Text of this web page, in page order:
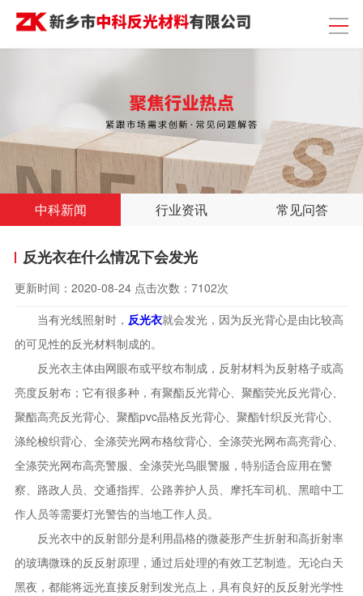
中科新闻 行业资讯 常见问答
反光衣在什么情况下会发光
更新时间： 2020-08-24 点击次数： 7102次
当有光线照射时， 反光衣就会发光，因为反光背心是由比较高
的可见性的反光材料制成的。
反光衣主体由网眼布或平纹布制成，反射材料为反射格子或高
亮度反射布；它有很多种，有聚酯反光背心、聚酯荧光反光背心、
聚酯高亮反光背心、聚酯pvc晶格反光背心、聚酯针织反光背心、
涤纶梭织背心、全涤荧光网布格纹背心、全涤荧光网布高亮背心、
全涤荧光网布高亮警服、全涤荧光鸟眼警服，特别适合应用在警
察、路政人员、交通指挥、公路养护人员、摩托车司机、黑暗中工
作人员等需要灯光警告的当地工作人员。
反光衣中的反射部分是利用晶格的微菱形产生折射和高折射率
的玻璃微珠的反反射原理，通过后处理的有效工艺制造。无论白天
黑夜，都能将远光直接反射到发光点上，具有良好的反反射光学性